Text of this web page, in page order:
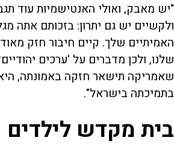
"יש מאבק, ואולי האנטישמיות עוד
ולקשיים יש גם יתרון: בזכותם אתה
האמיתיים שלך. קיים חיבור חזק
שלנו, ולכן מדברים על 'ערכים
שאמריקה תישאר חזקה באמונתה,
בתמיכתה בישראל".
בית מקדש לילדים